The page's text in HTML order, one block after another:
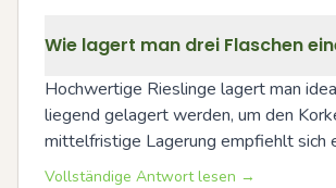
Wie lagert man drei Flaschen
Hochwertige Rieslinge lagert man
liegend gelagert werden, um den
mittelfristige Lagerung empfiehlt sich
Vollständige Antwort lesen →